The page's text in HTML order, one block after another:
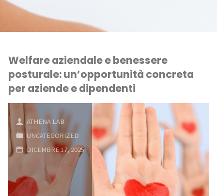
Welfare aziendale e benessere
posturale: un’opportunità concreta
per aziende e dipendenti
ATHENA LAB
UNCATEGORIZED
DICEMBRE 17, 2025